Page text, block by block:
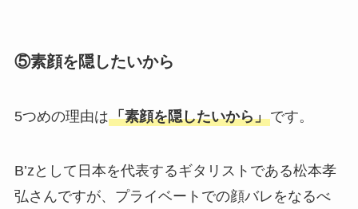
⑤素顔を隠したいから
5つめの理由は「素顔を隠したいから」です。
B’zとして日本を代表するギタリストである松本孝
弘さんですが、プライベートでの顔バレをなるべ